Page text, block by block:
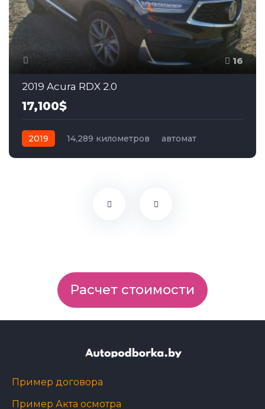
16
2019 Acura RDX 2.0
17,100$
2019 14,289 километров
автомат
Расчет стоимости
Пример договора
Пример Акта осмотра